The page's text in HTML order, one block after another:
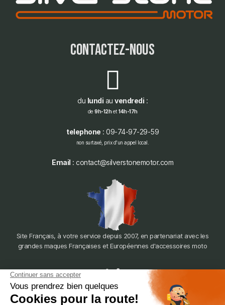
contactez-nous
du lundi au vendredi :
de 9h-12het 14h-17h
telephone : 09-74-97-29-59
non surtaxé, prix d'un appel local.
Email : contact@silverstonemotor.com
Site Français, à votre service depuis 2007, en partenariat avec les
grandes maques Françaises et Européennes d'accessoires moto